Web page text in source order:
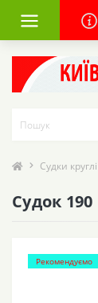
Судки круглі
Судок
Рекомендуємо